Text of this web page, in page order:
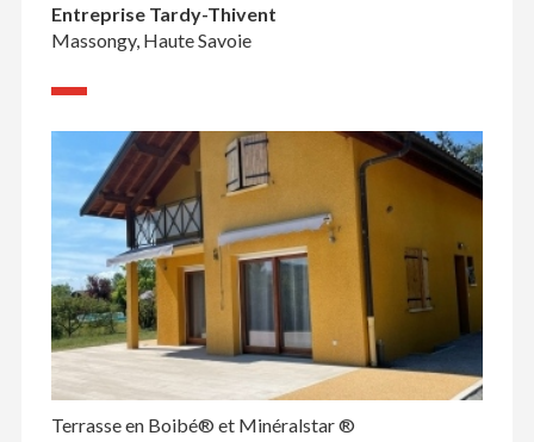
Entreprise Tardy-Thivent
Massongy, Haute Savoie
Terrasse en Boibé® et Minéralstar ®